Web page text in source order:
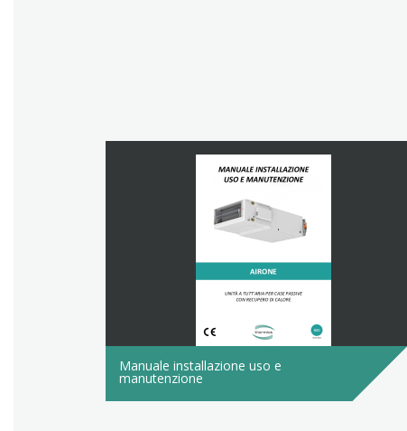
Manuale installazione uso e
manutenzione